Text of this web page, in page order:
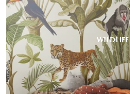
WILDLIFE